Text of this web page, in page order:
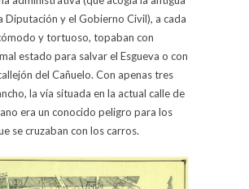
Diputación y el Gobierno Civil), a cada
y tortuoso, topaban con
estado para salvar el Esgueva o con
del Cañuelo. Con apenas tres
la vía situada en la actual calle de
era un conocido peligro para los
se cruzaban con los carros.